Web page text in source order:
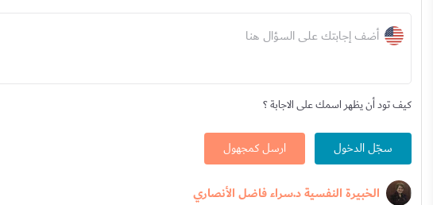
أضف إجابتك على السؤال هنا
كيف تود أن يظهر اسمك على الاجابة ؟
سجّل الدخول ارسل كمجهول
الخبيرة النفسية د.سراء فاضل الأنصاري